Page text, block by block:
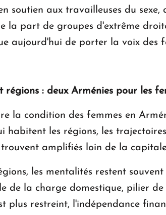
soutien aux travailleuses du
la part de groupes d'extrême
aujourd'hui de porter la voix des
régions : deux Arménies pour les
la condition des femmes en
habitent les régions, les
trouvent amplifiés loin de la
les mentalités restent
de la charge domestique, pilier
plus restreint, l'indépendance